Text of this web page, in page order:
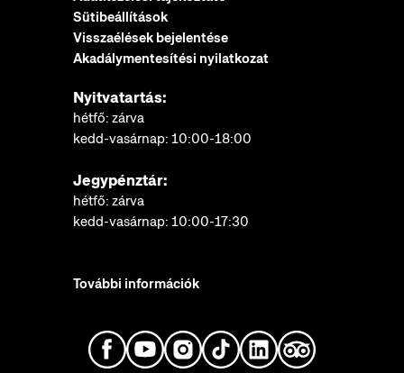
Sütibeállítások
Visszaélések bejelentése
Akadálymentesítési nyilatkozat
Nyitvatartás:
hétfő: zárva
kedd-vasárnap: 10:00-18:00
Jegypénztár:
hétfő: zárva
kedd-vasárnap: 10:00-17:30
További információk